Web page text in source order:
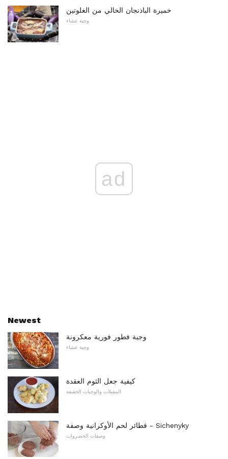
خميرة الباذنجان الخالي من الغلوتين
وجبة عشاء
ad
Newest
وجبة فطور فورية معكرونة
وجبة عشاء
كيفية جعل الثوم العقدة
المقبلات والوجبات الخفيفة
فطائر لحم الأوكرانية وصفة - Sichenyky
وصفات الخضروات